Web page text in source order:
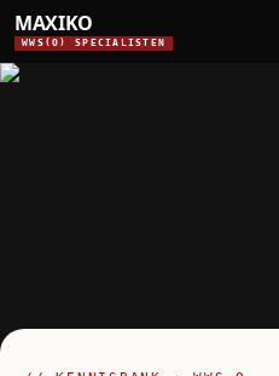
MAXIKO
WWS(O) SPECIALISTEN